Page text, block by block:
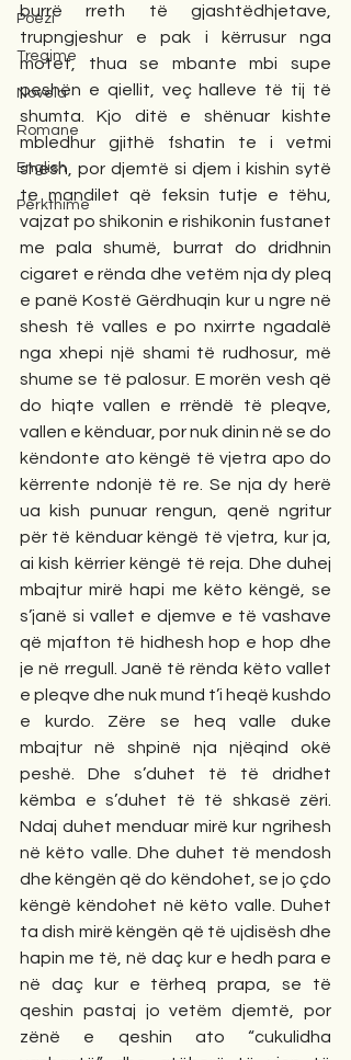
Poezi
Tregime
Novela
Romane
English
Përkthime
burrë rreth të gjashtëdhjetave,
trupngjeshur e pak i kërrusur nga
motet, thua se mbante mbi supe
peshën e qiellit, veç halleve të tij të
shumta. Kjo ditë e shënuar kishte
mbledhur gjithë fshatin te i vetmi
shesh, por djemtë si djem i kishin sytë
te mandilet që feksin tutje e tëhu,
vajzat po shikonin e rishikonin fustanet
me pala shumë, burrat do dridhnin
cigaret e rënda dhe vetëm nja dy pleq
e panë Kostë Gërdhuqin kur u ngre në
shesh të valles e po nxirrte ngadalë
nga xhepi një shami të rudhosur, më
shume se të palosur. E morën vesh që
do hiqte vallen e rrëndë të pleqve,
vallen e kënduar, por nuk dinin në se do
këndonte ato këngë të vjetra apo do
kërrente ndonjë të re. Se nja dy herë
ua kish punuar rengun, qenë ngritur
për të kënduar këngë të vjetra, kur ja,
ai kish kërrier këngë të reja. Dhe duhej
mbajtur mirë hapi me këto këngë, se
s’janë si vallet e djemve e të vashave
që mjafton të hidhesh hop e hop dhe
je në rregull. Janë të rënda këto vallet
e pleqve dhe nuk mund t’i heqë kushdo
e kurdo. Zëre se heq valle duke
mbajtur në shpinë nja njëqind okë
peshë. Dhe s’duhet të të dridhet
këmba e s’duhet të të shkasë zëri.
Ndaj duhet menduar mirë kur ngrihesh
në këto valle. Dhe duhet të mendosh
dhe këngën që do këndohet, se jo çdo
këngë këndohet në këto valle. Duhet
ta dish mirë këngën që të ujdisësh dhe
hapin me të, në daç kur e hedh para e
në daç kur e tërheq prapa, se të
qeshin pastaj jo vetëm djemtë, por
zënë e qeshin ato “cukulidha